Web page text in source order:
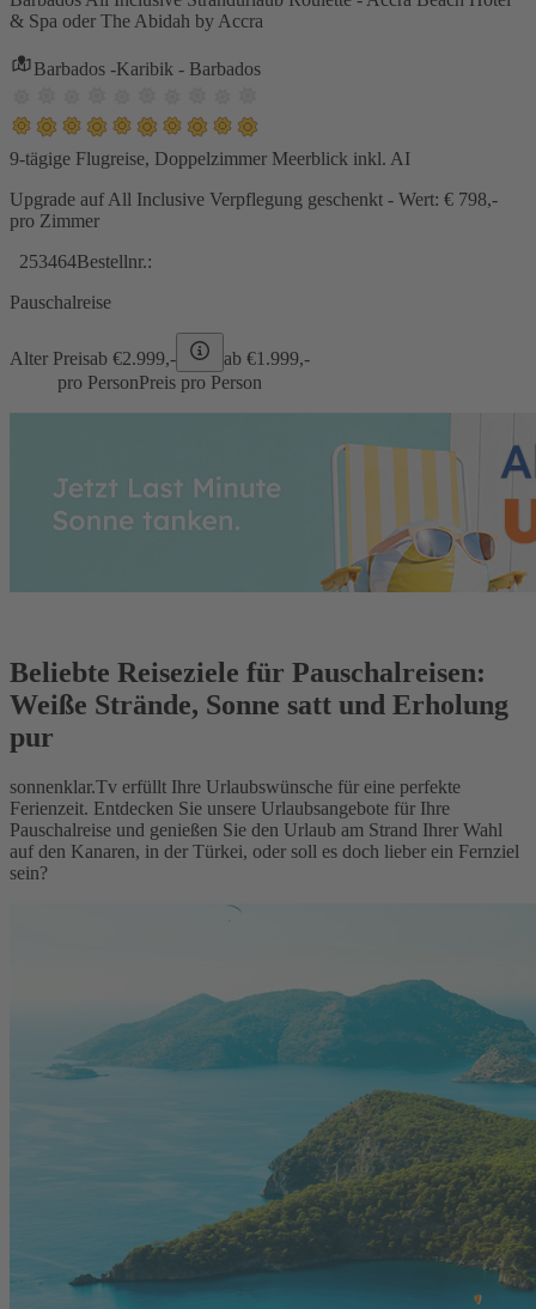
& Spa oder The Abidah by Accra
Barbados -Karibik - Barbados
9-tägige Flugreise, Doppelzimmer Meerblick inkl. AI
Upgrade auf All Inclusive Verpflegung geschenkt - Wert: € 798,-
pro Zimmer
253464Bestellnr.:
Pauschalreise
Alter Preisab €2.999,- ab €1.999,-
pro PersonPreis pro Person
Beliebte Reiseziele für Pauschalreisen:
Weiße Strände, Sonne satt und Erholung
pur
sonnenklar.Tv erfüllt Ihre Urlaubswünsche für eine perfekte
Ferienzeit. Entdecken Sie unsere Urlaubsangebote für Ihre
Pauschalreise und genießen Sie den Urlaub am Strand Ihrer Wahl
auf den Kanaren, in der Türkei, oder soll es doch lieber ein Fernziel
sein?